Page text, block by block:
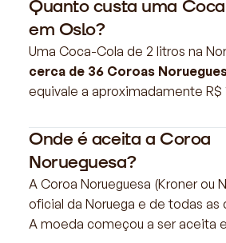
Quanto custa uma
em Oslo?
Uma Coca-Cola de 2 litros na
cerca de 36 Coroas
equivale a aproximadamente R$
Onde é aceita a Coroa
Norueguesa?
A Coroa Norueguesa (Kroner ou
oficial da Noruega e de todas as
A moeda começou a ser aceita